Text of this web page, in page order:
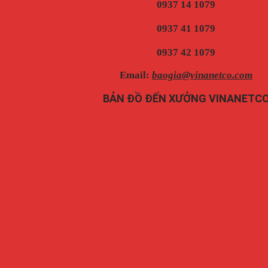
0937 14 1079
0937 41 1079
0937 42 1079
Email: baogia@vinanetco.com
BẢN ĐỒ ĐẾN XƯỞNG